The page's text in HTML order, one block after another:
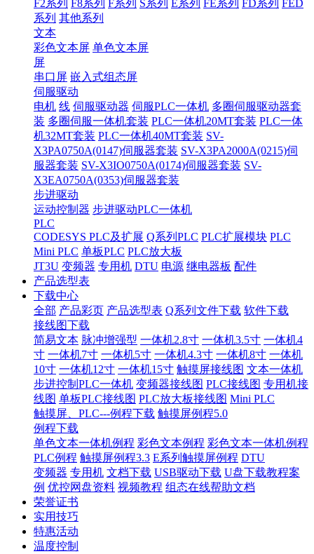
F2系列 F8系列 F系列 S系列 E系列 FE系列 FD系列 FED
系列 其他系列
文本
彩色文本屏 单色文本屏
屏
串口屏 嵌入式组态屏
伺服驱动
电机 线 伺服驱动器 伺服PLC一体机 多圈伺服驱动器套
装 多圈伺服一体机套装 PLC一体机20MT套装 PLC一体
机32MT套装 PLC一体机40MT套装 SV-
X3PA0750A(0147)伺服器套装 SV-X3PA2000A(0215)伺
服器套装 SV-X3IO0750A(0174)伺服器套装 SV-
X3EA0750A(0353)伺服器套装
步进驱动
运动控制器 步进驱动PLC一体机
PLC
CODESYS PLC及扩展 Q系列PLC PLC扩展模块 PLC
Mini PLC 单板PLC PLC放大板
JT3U 变频器 专用机 DTU 电源 继电器板 配件
产品选型表
下载中心
全部 产品彩页 产品选型表 Q系列文件下载 软件下载
接线图下载
简易文本 脉冲增强型 一体机2.8寸 一体机3.5寸 一体机4
寸 一体机7寸 一体机5寸 一体机4.3寸 一体机8寸 一体机
10寸 一体机12寸 一体机15寸 触摸屏接线图 文本一体机
步进控制PLC一体机 变频器接线图 PLC接线图 专用机接
线图 单板PLC接线图 PLC放大板接线图 Mini PLC
触摸屏、PLC---例程下载 触摸屏例程5.0
例程下载
单色文本一体机例程 彩色文本例程 彩色文本一体机例程
PLC例程 触摸屏例程3.3 E系列触摸屏例程 DTU
变频器 专用机 文档下载 USB驱动下载 U盘下载教程案
例 优控网盘资料 视频教程 组态在线帮助文档
荣誉证书
实用技巧
特惠活动
温度控制